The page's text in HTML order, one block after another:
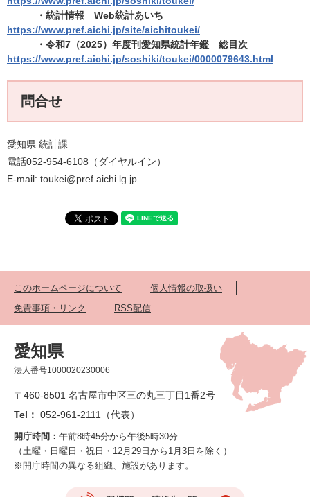
・統計情報 Web統計あいち​
https://www.pref.aichi.jp/site/aichitoukei/​
・令和7（2025）年度刊愛知県統計年鑑 総目次
https://www.pref.aichi.jp/soshiki/toukei/0000079643.html
問合せ
愛知県 統計課
電話052-954-6108（ダイヤルイン）
E-mail: toukei@pref.aichi.lg.jp
このホームページについて
個人情報の取扱い
免責事項・リンク
RSS配信
愛知県
法人番号1000020230006
〒460-8501 名古屋市中区三の丸三丁目1番2号
Tel： 052-961-2111（代表）
開庁時間： 午前8時45分から午後5時30分
（土曜・日曜日・祝日・12月29日から1月3日を除く）
※開庁時間の異なる組織、施設があります。